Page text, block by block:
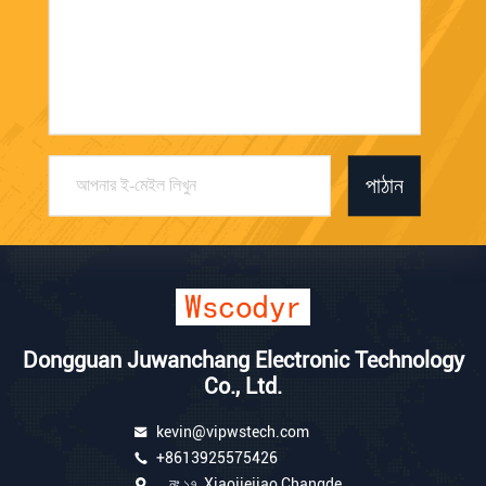
পাঠান
Dongguan Juwanchang Electronic Technology
Co., Ltd.
kevin@vipwstech.com
+8613925575426